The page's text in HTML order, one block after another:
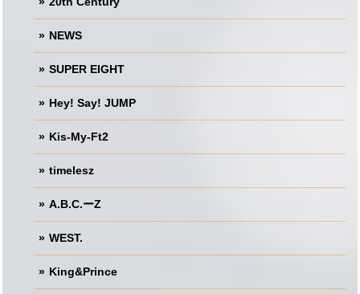
NEWS
SUPER EIGHT
Hey! Say! JUMP
Kis-My-Ft2
timelesz
A.B.C.ーZ
WEST.
King&Prince